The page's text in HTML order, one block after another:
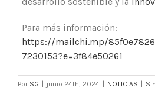
Para más información:
https://mailchi.mp/
7230153?e=3f84e50261
Por SG junio 24th, 2024 NOTICIAS